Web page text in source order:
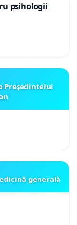
psihologii
Preşedintelui
generală